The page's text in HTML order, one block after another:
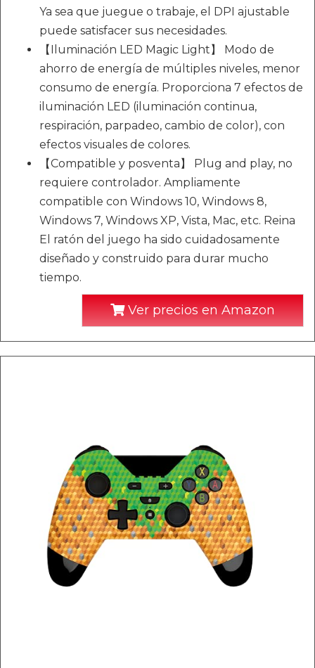
Ya sea que juegue o trabaje, el DPI ajustable
puede satisfacer sus necesidades.
【Iluminación LED Magic Light】 Modo de
ahorro de energía de múltiples niveles, menor
consumo de energía. Proporciona 7 efectos de
iluminación LED (iluminación continua,
respiración, parpadeo, cambio de color), con
efectos visuales de colores.
【Compatible y posventa】 Plug and play, no
requiere controlador. Ampliamente
compatible con Windows 10, Windows 8,
Windows 7, Windows XP, Vista, Mac, etc. Reina
El ratón del juego ha sido cuidadosamente
diseñado y construido para durar mucho
tiempo.
Ver precios en Amazon